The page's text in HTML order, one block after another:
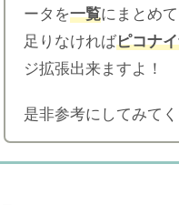
ータを一覧にまとめて
足りなければピコナ
ジ拡張出来ますよ！
是非参考にしてみてく